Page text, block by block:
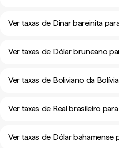
Ver taxas de Dinar bareinita
Ver taxas de Dólar bruneano
Ver taxas de Boliviano da
Ver taxas de Real brasileiro
Ver taxas de Dólar bahamense